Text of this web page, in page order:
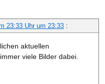
23:33 Uhr um 23:33 :
aktuellen
viele Bilder dabei.